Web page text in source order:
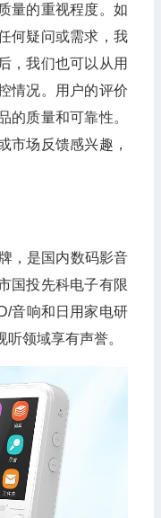
量的重视程度。如
何疑问或需求，我
，我们也可以从用
情况。用户的评价
的质量和可靠性。
市场反馈感兴趣，
，是国内数码影音
国投先科电子有限
音响和日用家电研
领域享有声誉。